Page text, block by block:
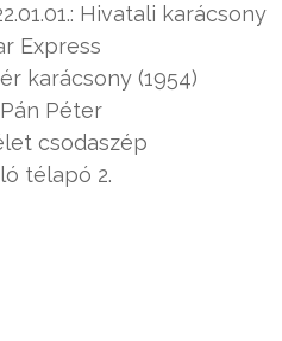
Hivatali karácsony
Express
karácsony (1954)
Pán Péter
csodaszép
télapó 2.